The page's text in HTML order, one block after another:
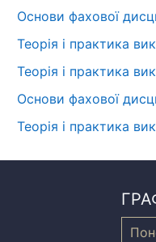
Основи фахової
Теорія і практика
Теорія і практика
Основи фахової
Теорія і практика